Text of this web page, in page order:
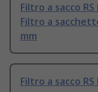
Filtro a sacco
Filtro a
mm
Filtro a sacco